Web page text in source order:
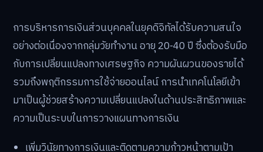
การบริหารการเงินส่วนบุคคลในยุคดิจิทัลได้รับความสนใจ
อย่างต่อเนื่องจากกลุ่มวัยทำงาน อายุ 20-40 ปี ซึ่งต้องรับมือ
กับการเปลี่ยนแปลงทางเศรษฐกิจ ความผันผวนของรายได้
รวมถึงพฤติกรรมการใช้จ่ายออนไลน์ การนำเทคโนโลยีเข้า
มาเป็นผู้ช่วยสร้างความเปลี่ยนแปลงในด้านประสิทธิภาพและ
ความเป็นระบบในการวางแผนทางการเงิน
เพิ่มวินัยทางการเงินและติดตามความก้าวหน้าตามเป้า